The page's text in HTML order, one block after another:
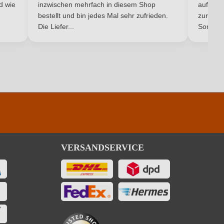
Domaine Martinolle-Gasparets
wie
inzwischen mehrfach in diesem Shop
bestellt und bin jedes Mal sehr zufrieden.
Die Liefer...
auf
zurück
Son...
VERSANDSERVICE